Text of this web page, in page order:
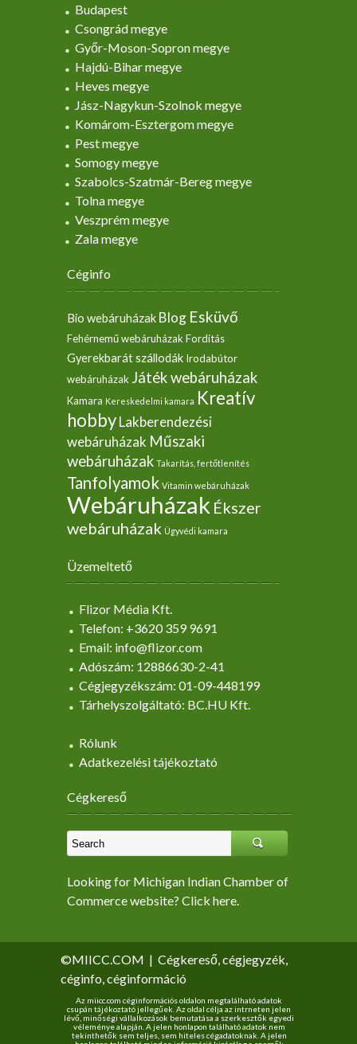
Budapest
Csongrád megye
Győr-Moson-Sopron megye
Hajdú-Bihar megye
Heves megye
Jász-Nagykun-Szolnok megye
Komárom-Esztergom megye
Pest megye
Somogy megye
Szabolcs-Szatmár-Bereg megye
Tolna megye
Veszprém megye
Zala megye
Céginfo
Bio webáruházak Blog Esküvő
Fehérnemű webáruházak Fordítás
Gyerekbarát szállodák Irodabútor
webáruházak Játék webáruházak
Kamara Kereskedelmi kamara Kreatív
hobbyLakberendezési
webáruházak Műszaki
webáruházak Takarítás, fertőtlenítés
Tanfolyamok Vitamin webáruházak
Webáruházak Ékszer
webáruházak Ügyvédi kamara
Üzemeltető
Flizor Média Kft.
Telefon: +3620 359 9691
Email: info@flizor.com
Adószám: 12886630-2-41
Cégjegyzékszám: 01-09-448199
Tárhelyszolgáltató: BC.HU Kft.
Rólunk
Adatkezelési tájékoztató
Cégkereső
Looking for Michigan Indian Chamber of
Commerce website? Click here.
©MIICC.COM | Cégkereső, cégjegyzék,
céginfo, céginformáció
Az miicc.com céginformációs oldalon megtalálható adatok
csupán tájékoztató jellegűek. Az oldal célja az intrneten jelen
lévő, minőségi vállalkozások bemutatása a szerkesztők egyedi
véleménye alapján. A jelen honlapon található adatok nem
tekinthetők sem teljes, sem hiteles cégadatoknak. A jelen